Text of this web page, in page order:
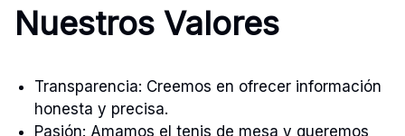
Nuestros Valores
Transparencia: Creemos en ofrecer información
honesta y precisa.
Pasión: Amamos el tenis de mesa y queremos